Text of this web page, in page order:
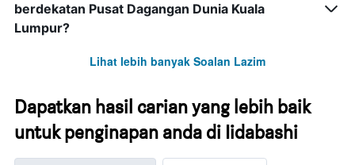
berdekatan Pusat Dagangan Dunia Kuala
Lumpur?
Lihat lebih banyak Soalan Lazim
Dapatkan hasil carian yang lebih baik
untuk penginapan anda di Iidabashi